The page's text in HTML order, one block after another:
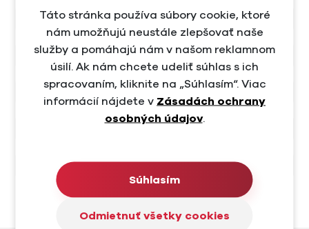
Aká je cena školenia?
Termín školenia
Aký je počet účasntíkov školenia?
Čo budem potrebovať na školenie?
Je možné parkovanie pred budovou?
Táto stránka používa súbory cookie, ktoré
nám umožňujú neustále zlepšovať naše
služby a pomáhajú nám v našom reklamnom
úsilí. Ak nám chcete udeliť súhlas s ich
spracovaním, kliknite na „Súhlasím“. Viac
informácií nájdete v Zásadách ochrany
osobných údajov.
Súhlasím
Odmietnuť všetky cookies